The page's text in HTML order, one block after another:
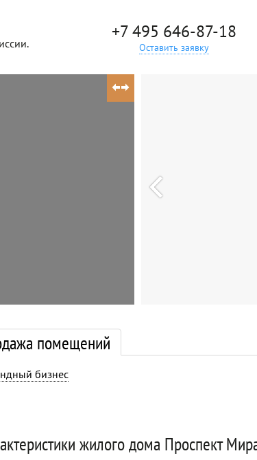
+7 495 646-87-18
Оставить заявку
помещений
бизнес
жилого дома Проспект